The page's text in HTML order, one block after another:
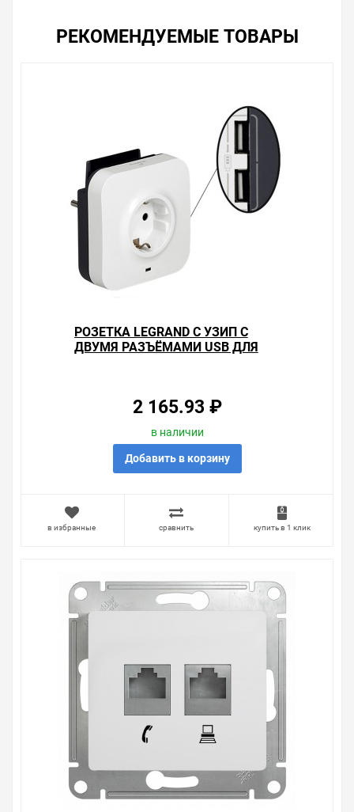
РЕКОМЕНДУЕМЫЕ ТОВАРЫ
РОЗЕТКА LEGRAND С УЗИП С
ДВУМЯ РАЗЪЁМАМИ USB ДЛЯ
2 165.93 ₽
в наличии
Добавить в корзину
в избранные сравнить купить в 1 клик